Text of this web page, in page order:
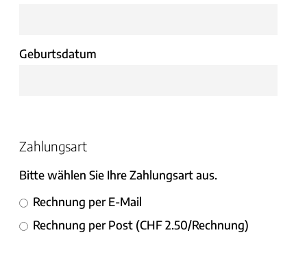
Geburtsdatum
Zahlungsart
Bitte wählen Sie Ihre Zahlungsart aus.
Rechnung per E-Mail
Rechnung per Post (CHF 2.50/Rechnung)